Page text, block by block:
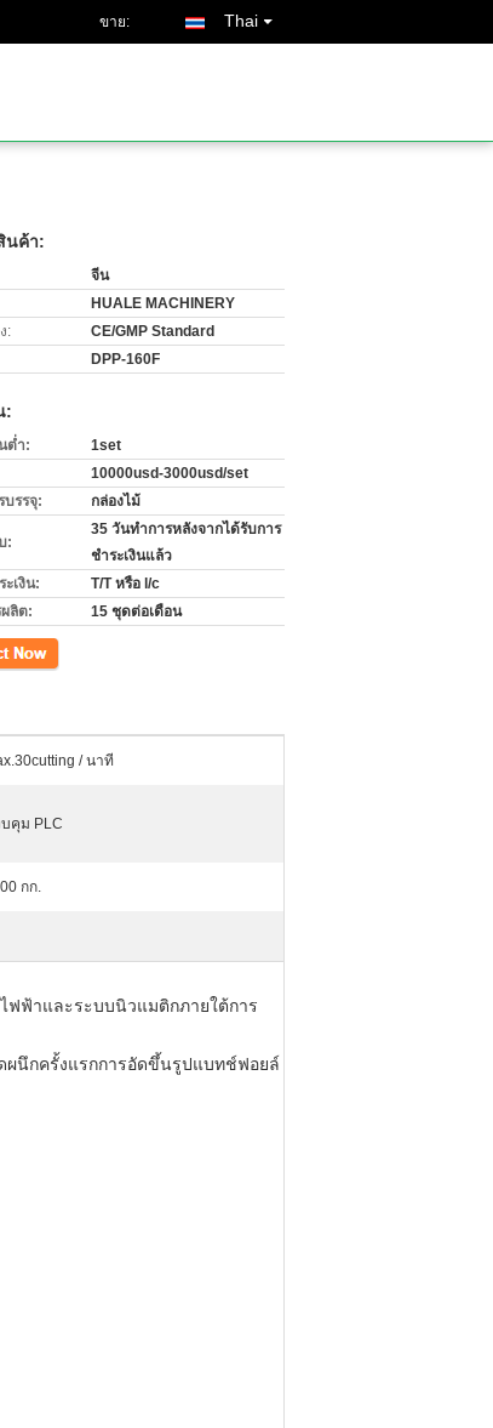
ขาย: Thai
นค้า:
จีน
HUALE MACHINERY
:
CE/GMP Standard
DPP-160F
:
ต่ำ:
1set
10000usd-3000usd/set
บรรจุ:
กล่องไม้
:
35 วันทำการหลังจากได้รับการ
ชำระเงินแล้ว
ะเงิน:
T/T หรือ l/c
ลิต:
15 ชุดต่อเดือน
/ นาที
คุม PLC
กก.
ฟฟ้าและระบบนิวแมติกภายใต้การ
ผนึกครั้งแรกการอัดขึ้นรูปแบทช์ฟอยล์